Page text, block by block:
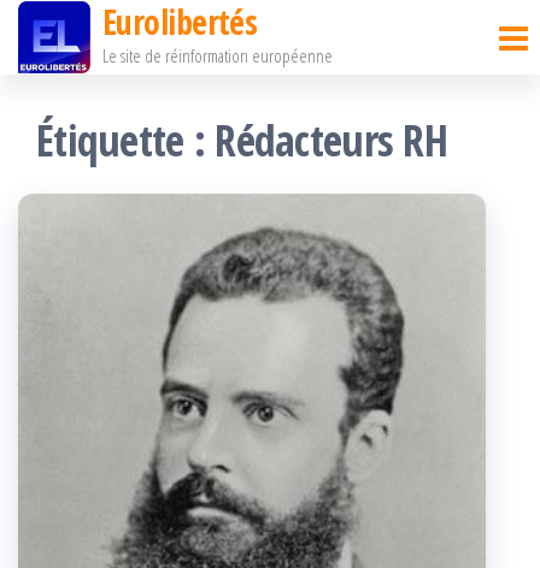
Passer
contenu
Eurolibertés
Le site de réinformation européenne
Étiquette : Rédacteurs RH